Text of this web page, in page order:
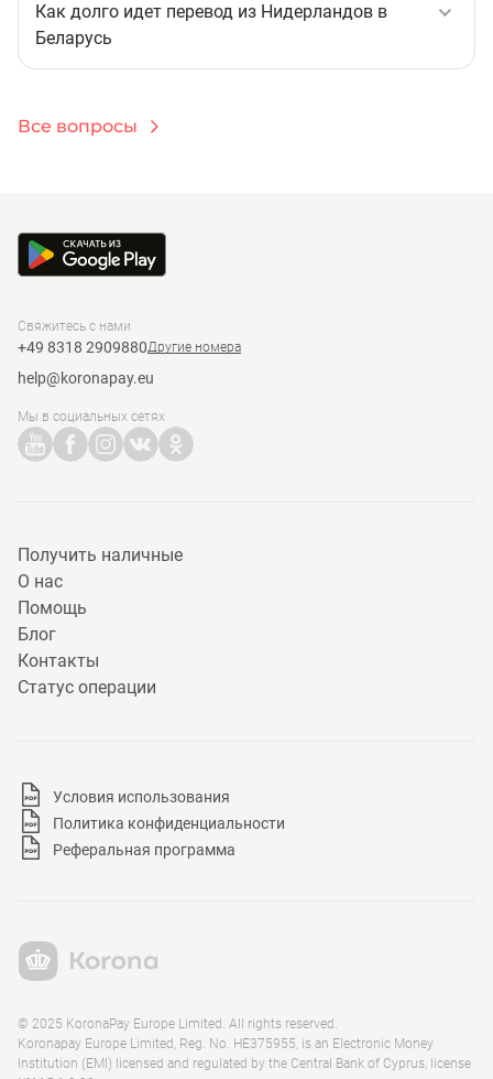
перевод.
и получения, составляет 0,95 EUR или близкий
переводах евро-евро комиссия составит 0,9%.
Как долго идет перевод из Нидерландов в
Беларусь
Большинство переводов на карту через систему
скорость перевода зависит от многих факторов, в
же после отправки в одном из более чем 50 000
партнерских пунктов.
Все вопросы
Свяжитесь с нами
+49 8318 2909880Другие номера
help@koronapay.eu
Мы в социальных сетях
Получить наличные
О нас
Помощь
Блог
Контакты
Статус операции
Условия использования
Политика конфиденциальности
Реферальная программа
© 2025 KoronaPay Europe Limited. All rights reserved.
Koronapay Europe Limited, Reg. No. HE375955, is an Electronic Money
Institution (EMI) licensed and regulated by the Central Bank of Cyprus, license